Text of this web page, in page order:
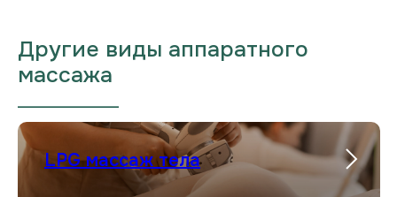
Другие виды аппаратного
массажа
___________________
LPG массаж тела